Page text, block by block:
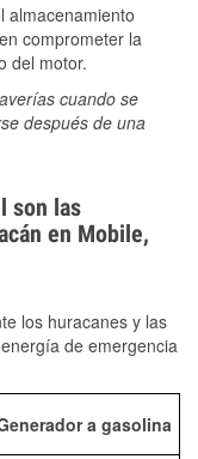
comprometer la
del motor.
cuando se
después de una
son las
en Mobile,
los huracanes y las
de emergencia
a gasolina